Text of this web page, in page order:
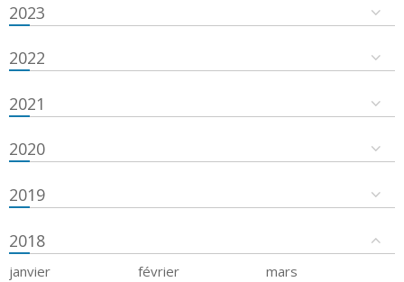
2023
2022
2021
2020
2019
2018
janvier février
mars